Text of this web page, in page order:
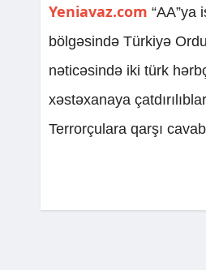
Yeniavaz.com “AA”ya
bölgəsində Türkiyə
nəticəsində iki türk
xəstəxanaya
Terrorçulara qarşı